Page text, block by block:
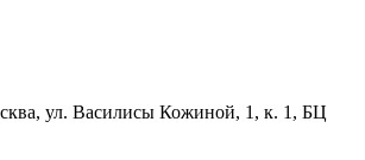
ул. Василисы Кожиной, 1, к. 1, БЦ